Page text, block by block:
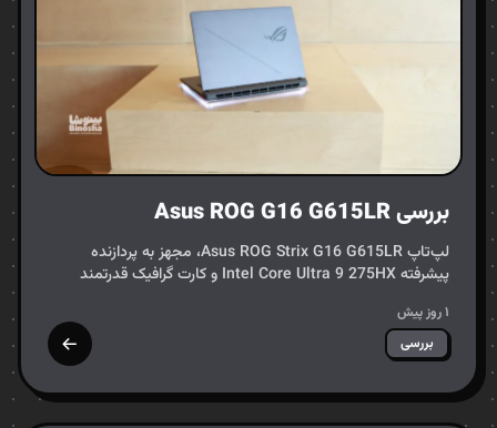
بررسی Asus ROG G16 G615LR
لپ‌تاپ Asus ROG Strix G16 G615LR، مجهز به پردازنده
پیشرفته Intel Core Ultra 9 275HX و کارت گرافیک قدرتمند
عرصه…۱ روز پیش
بررسی